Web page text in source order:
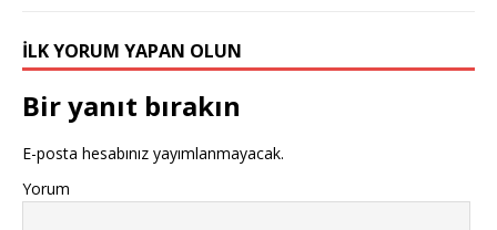
İLK YORUM YAPAN OLUN
Bir yanıt bırakın
E-posta hesabınız yayımlanmayacak.
Yorum